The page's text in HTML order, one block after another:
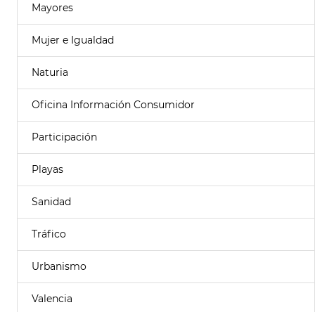
Mayores
Mujer e Igualdad
Naturia
Oficina Información Consumidor
Participación
Playas
Sanidad
Tráfico
Urbanismo
Valencia